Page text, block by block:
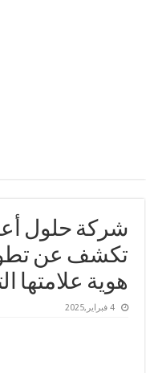
شركة حلول
تكشف عن
هوية علامتها
4 فبراير,2025